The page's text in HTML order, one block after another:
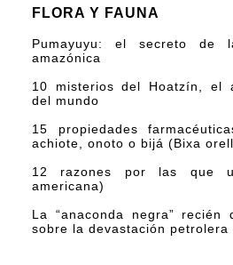
FLORA Y FAUNA
Pumayuyu: el secreto de
amazónica
10 misterios del Hoatzín, el
del mundo
15 propiedades
achiote, onoto o bijá (Bixa
12 razones por las que
americana)
La “anaconda negra” recién
sobre la devastación petrolera